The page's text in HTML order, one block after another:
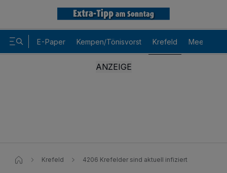
E-Paper Kempen/Tönisvorst Krefeld Meerbusch
Krefeld 4206 Krefelder sind aktuell infiziert